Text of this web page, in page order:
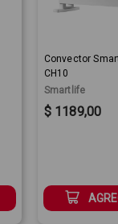
Convector
CH10
Smartlife
Sale Price:
$ 1189,00